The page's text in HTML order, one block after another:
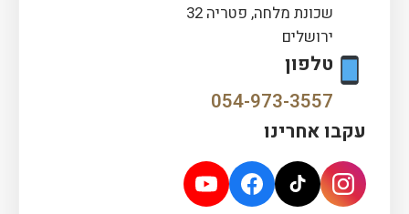
שכונת מלחה, פטריה 32
ירושלים
טלפון
054-973-3557
עקבו אחרינו